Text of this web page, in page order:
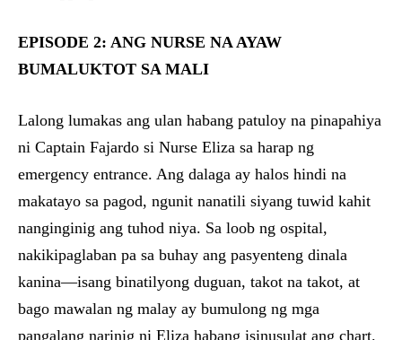
EPISODE 2: ANG NURSE NA AYAW
BUMALUKTOT SA MALI
Lalong lumakas ang ulan habang patuloy na pinapahiya
ni Captain Fajardo si Nurse Eliza sa harap ng
emergency entrance. Ang dalaga ay halos hindi na
makatayo sa pagod, ngunit nanatili siyang tuwid kahit
nanginginig ang tuhod niya. Sa loob ng ospital,
nakikipaglaban pa sa buhay ang pasyenteng dinala
kanina—isang binatilyong duguan, takot na takot, at
bago mawalan ng malay ay bumulong ng mga
pangalang narinig ni Eliza habang isinusulat ang chart.